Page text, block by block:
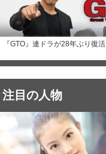
『GTO』連ドラが28年ぶり復活
注目の人物